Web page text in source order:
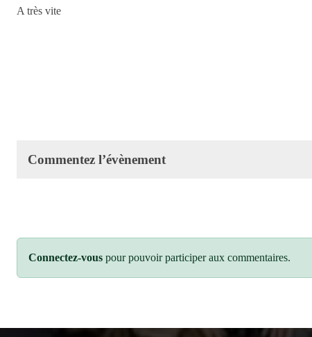
A très vite
Commentez l’évènement
Connectez-vous pour pouvoir participer aux commentaires.